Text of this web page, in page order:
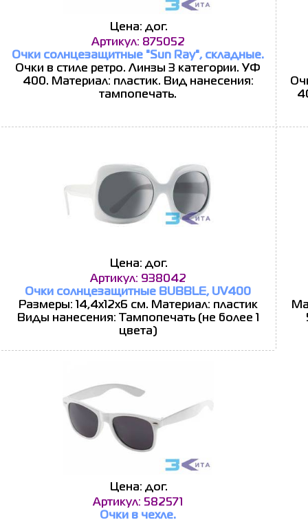
Цена: дог.
Артикул: 875052
Очки солнцезащитные "Sun Ray", складные.
Очки в стиле ретро. Линзы 3 категории. УФ
400. Материал: пластик. Вид нанесения:
тампопечать.
Цена: дог.
Артикул: 938042
Очки солнцезащитные BUBBLE, UV400
Размеры: 14,4x12x6 см. Материал: пластик
Виды нанесения: Тампопечать (не более 1
цвета)
Цена: дог.
Артикул: 582571
Очки в чехле.